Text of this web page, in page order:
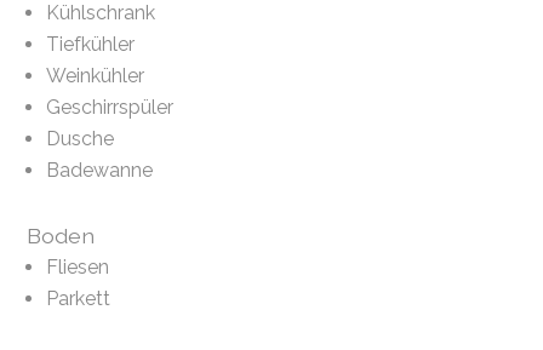
Kühlschrank
Tiefkühler
Weinkühler
Geschirrspüler
Dusche
Badewanne
Boden
Fliesen
Parkett